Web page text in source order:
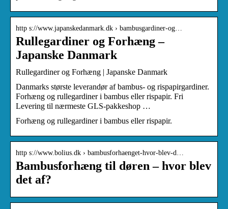
http s://www.japanskedanmark.dk › bambusgardiner-og…
Rullegardiner og Forhæng –
Japanske Danmark
Rullegardiner og Forhæng | Japanske Danmark
Danmarks største leverandør af bambus- og rispapirgardiner.
Forhæng og rullegardiner i bambus eller rispapir. Fri
Levering til nærmeste GLS-pakkeshop …
Forhæng og rullegardiner i bambus eller rispapir.
http s://www.bolius.dk › bambusforhaenget-hvor-blev-d…
Bambusforhæng til døren – hvor blev
det af?